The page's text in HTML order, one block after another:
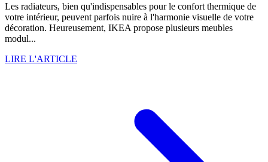
Les radiateurs, bien qu'indispensables pour le confort thermique de
votre intérieur, peuvent parfois nuire à l'harmonie visuelle de votre
décoration. Heureusement, IKEA propose plusieurs meubles
modul...
LIRE L'ARTICLE